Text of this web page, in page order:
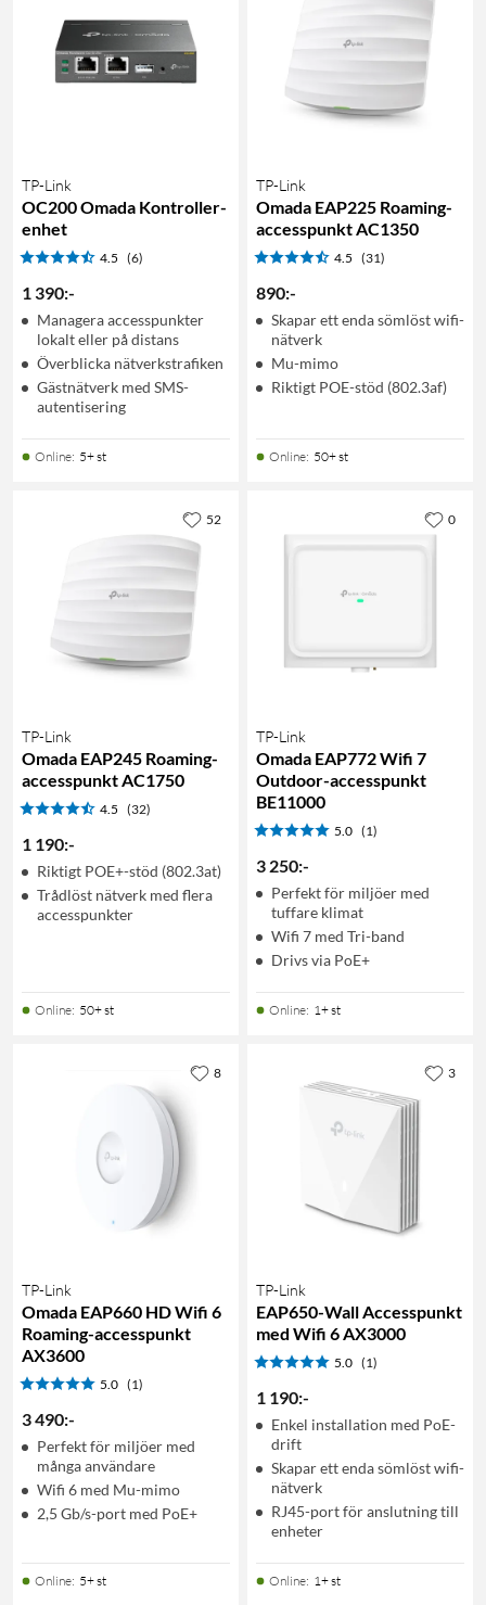
TP-Link
OC200 Omada Kontroller-
enhet
4.5 (6)
1 390:-
Managera accesspunkter
lokalt eller på distans
Överblicka nätverkstrafiken
Gästnätverk med SMS-
autentisering
Online: 5+ st
TP-Link
Omada EAP225 Roaming-
accesspunkt AC1350
4.5 (31)
890:-
Skapar ett enda sömlöst wifi-
nätverk
Mu-mimo
Riktigt POE-stöd (802.3af)
Online: 50+ st
TP-Link
Omada EAP245 Roaming-
accesspunkt AC1750
4.5 (32)
1 190:-
Riktigt POE+-stöd (802.3at)
Trådlöst nätverk med flera
accesspunkter
Online: 50+ st
52
TP-Link
Omada EAP772 Wifi 7
Outdoor-accesspunkt
BE11000
5.0 (1)
3 250:-
Perfekt för miljöer med
tuffare klimat
Wifi 7 med Tri-band
Drivs via PoE+
Online: 1+ st
0
TP-Link
Omada EAP660 HD Wifi 6
Roaming-accesspunkt
AX3600
5.0 (1)
3 490:-
Perfekt för miljöer med
många användare
Wifi 6 med Mu-mimo
2,5 Gb/s-port med PoE+
Online: 5+ st
8
TP-Link
EAP650-Wall Accesspunkt
med Wifi 6 AX3000
5.0 (1)
1 190:-
Enkel installation med PoE-
drift
Skapar ett enda sömlöst wifi-
nätverk
RJ45-port för anslutning till
enheter
Online: 1+ st
3